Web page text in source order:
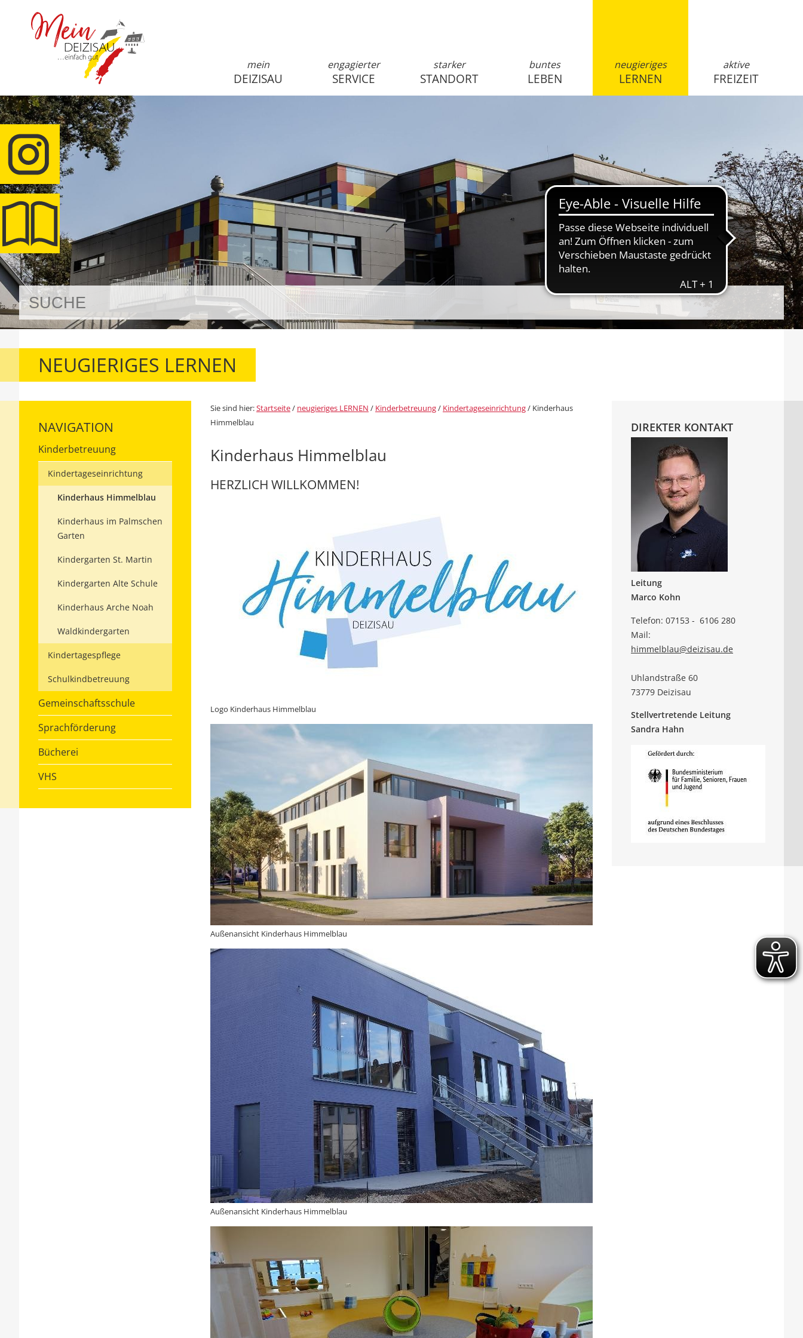
mein
DEIZISAU
engagierter
SERVICE
starker
STANDORT
buntes
LEBEN
neugieriges
LERNEN
aktive
FREIZEIT
NEUGIERIGES LERNEN
NAVIGATION
Kinderbetreuung
Kindertageseinrichtung
Kinderhaus Himmelblau
Kinderhaus im Palmschen
Garten
Kindergarten St. Martin
Kindergarten Alte Schule
Kinderhaus Arche Noah
Waldkindergarten
Kindertagespflege
Schulkindbetreuung
Gemeinschaftsschule
Sprachförderung
Bücherei
VHS
Sie sind hier:Startseite/ neugieriges LERNEN / Kinderbetreuung/ Kindertageseinrichtung/ Kinderhaus
Himmelblau
Kinderhaus Himmelblau
HERZLICH WILLKOMMEN!
Logo Kinderhaus Himmelblau
Außenansicht Kinderhaus Himmelblau
Außenansicht Kinderhaus Himmelblau
DIREKTER KONTAKT
Leitung
Marco Kohn
Telefon: 07153 - 6106 280
Mail:
himmelblau@deizisau.de
Uhlandstraße 60
73779 Deizisau
Stellvertretende Leitung
Sandra Hahn